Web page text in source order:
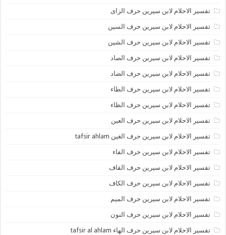
تفسير الاحلام لابن سيرين حرف الزاى
تفسير الاحلام لابن سيرين حرف السين
تفسير الاحلام لابن سيرين حرف الشين
تفسير الاحلام لابن سيرين حرف الصاد
تفسير الاحلام لابن سيرين حرف الضاد
تفسير الاحلام لابن سيرين حرف الطاء
تفسير الاحلام لابن سيرين حرف الظاء
تفسير الاحلام لابن سيرين حرف العين
تفسير الاحلام لابن سيرين حرف الغين tafsir ahlam
تفسير الاحلام لابن سيرين حرف الفاء
تفسير الاحلام لابن سيرين حرف القاف
تفسير الاحلام لابن سيرين حرف الكاف
تفسير الاحلام لابن سيرين حرف الميم
تفسير الاحلام لابن سيرين حرف النون
تفسير الاحلام لابن سيرين حرف الهاء tafsir al ahlam